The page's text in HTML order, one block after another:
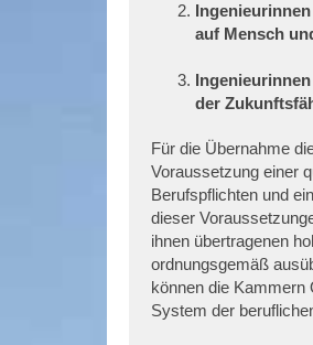
auf Mensch
der
Für die Übernahme
Voraussetzung einer
Berufspflichten und
dieser
ihnen übertragenen
ordnungsgemäß
können die Kammern
System der